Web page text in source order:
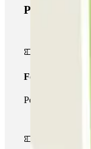
Produits
Forfait Simple
Pendant votre